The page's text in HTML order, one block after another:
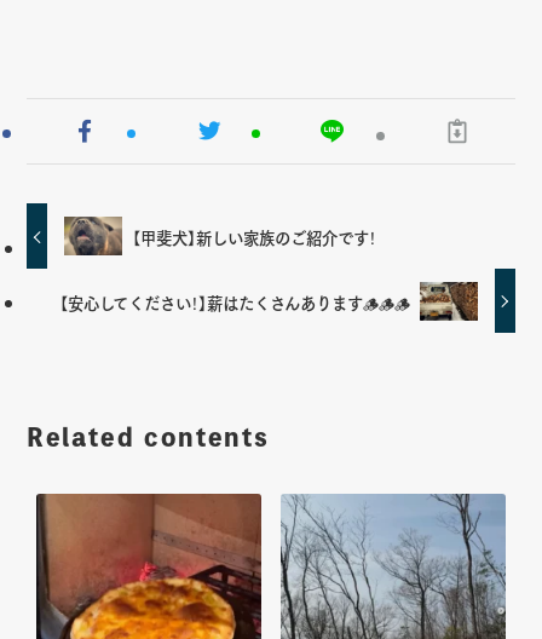
【甲斐犬】新しい家族のご紹介です！
【安心してください！】薪はたくさんあります🪵🪵🪵
Related contents